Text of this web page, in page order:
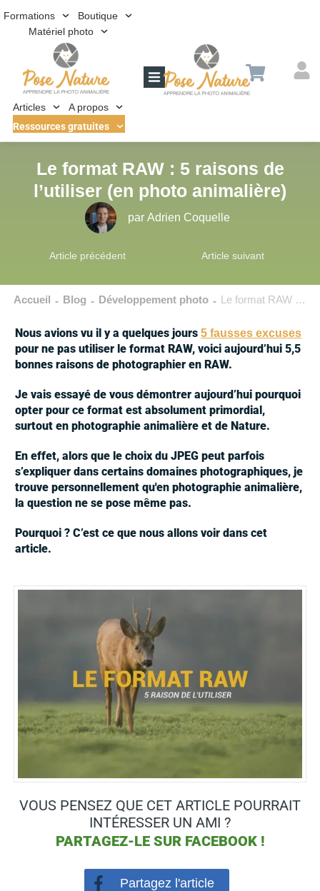
Formations
Boutique
Matériel photo
Articles
A propos
Ressources gratuites
Le format RAW : 5 raisons de
l’utiliser (en photo animalière)
par Adrien Coquelle
Article précédent Article suivant
Accueil - Blog - Développement photo - Le format RAW : 5 raisons de l’utiliser (en photo animalière)
Nous avions vu il y a quelques jours 5 fausses excuses
pour ne pas utiliser le format RAW, voici aujourd’hui 5,5
bonnes raisons de photographier en RAW.
Je vais essayé de vous démontrer aujourd’hui pourquoi
opter pour ce format est absolument primordial,
surtout en photographie animalière et de Nature.
En effet, alors que le choix du JPEG peut parfois
s’expliquer dans certains domaines photographiques, je
trouve personnellement qu'en photographie animalière,
la question ne se pose même pas.
Pourquoi ? C’est ce que nous allons voir dans cet
article.
VOUS PENSEZ QUE CET ARTICLE POURRAIT
INTÉRESSER UN AMI ?
PARTAGEZ-LE SUR FACEBOOK !
Partagez l'article